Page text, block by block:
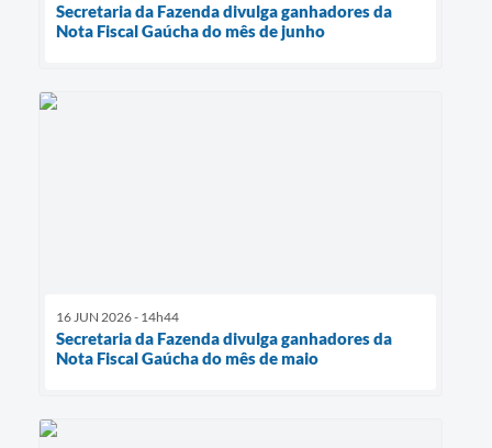
Secretaria da Fazenda divulga ganhadores da
Nota Fiscal Gaúcha do mês de junho
16 JUN 2026 - 14h44
Secretaria da Fazenda divulga ganhadores da
Nota Fiscal Gaúcha do mês de maio